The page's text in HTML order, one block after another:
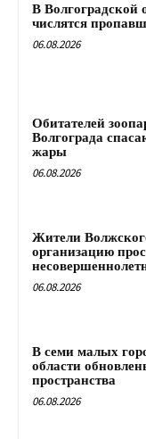
В Волгоградской
числятся
06.08.2026
Обитателей
Волгограда
жары
06.08.2026
Жители
организацию
06.08.2026
В семи малых
области
пространства
06.08.2026